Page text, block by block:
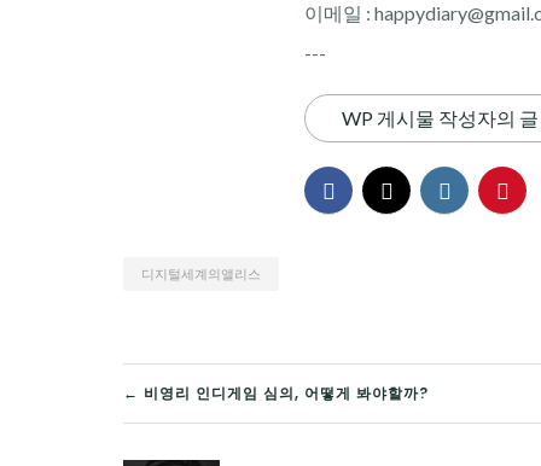
이메일 :
---
WP 게시물 작성자의 글
디지털세계의앨리스
글
탐
← 비영리 인디게임 심의, 어떻게 봐야할까?